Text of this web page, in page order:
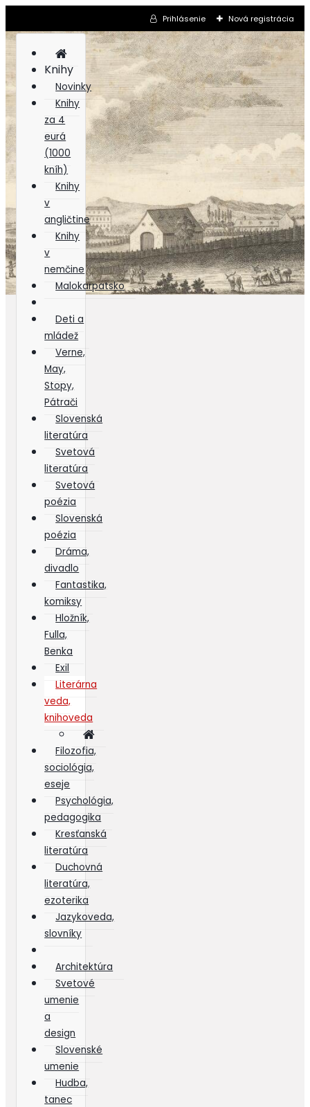
Prihlásenie Nová registrácia
Knihy
Novinky
Knihy
za 4
eurá
(1000
kníh)
Knihy
v
angličtine
Knihy
v
nemčine
Malokarpatsko
Deti a
mládež
Verne,
May,
Stopy,
Pátrači
Slovenská
literatúra
Svetová
literatúra
Svetová
poézia
Slovenská
poézia
Dráma,
divadlo
Fantastika,
komiksy
Hložník,
Fulla,
Benka
Exil
Literárna
veda,
knihoveda
Filozofia,
sociológia,
eseje
Psychológia,
pedagogika
Kresťanská
literatúra
Duchovná
literatúra,
ezoterika
Jazykoveda,
slovníky
Architektúra
Svetové
umenie
a
design
Slovenské
umenie
Hudba,
tanec